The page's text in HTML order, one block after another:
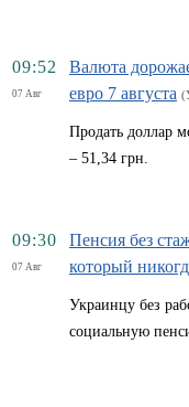
09:52
07 Авг
Валюта
евро 7 августа
Продать доллар
– 51,34 грн.
09:30
07 Авг
Пенсия без
который
Украинцу без
социальную